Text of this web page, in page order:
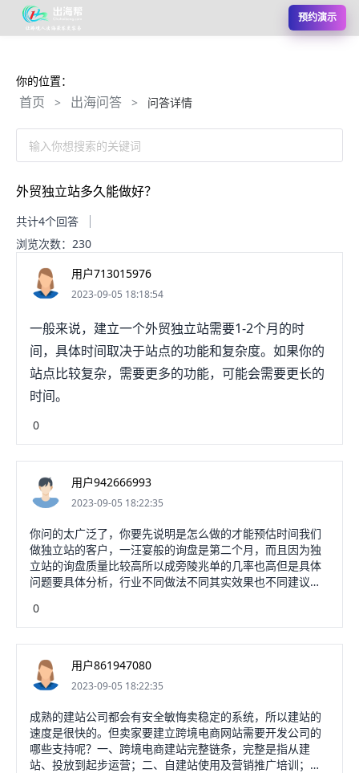
预约演示
你的位置：
首页 > 出海问答 > 问答详情
输入你想搜索的关键词
外贸独立站多久能做好？
共计4个回答
浏览次数：230
用户713015976
2023-09-05 18:18:54
一般来说，建立一个外贸独立站需要1-2个月的时
间，具体时间取决于站点的功能和复杂度。如果你的
站点比较复杂，需要更多的功能，可能会需要更长的
时间。
0
用户942666993
2023-09-05 18:22:35
你问的太广泛了，你要先说明是怎么做的才能预估时间我们
做独立站的客户，一汪宴般的询盘是第二个月，而且因为独
立站的询盘质量比较高所以成旁陵兆单的几率也高但是具体
问题要具体分析，行业不同做法不同其实效果也不同建议运
厂环境，方便客户查看产品毕竟隔得这么远人家不可能小单
也验厂看实力的，很多时候网站就代表了你的门面希望对你
有帮助
0
用户861947080
2023-09-05 18:22:35
成熟的建站公司都会有安全敏悔卖稳定的系统，所以建站的
速度是很快的。但卖家要建立跨境电商网站需要开发公司的
哪些支持呢？一、跨境电商建站完整链条，完整是指从建
站、投放到起步运营；二、自建站使用及营销推广培训；